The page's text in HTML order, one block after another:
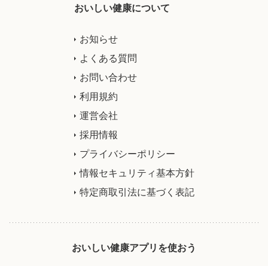
おいしい健康について
お知らせ
よくある質問
お問い合わせ
利用規約
運営会社
採用情報
プライバシーポリシー
情報セキュリティ基本方針
特定商取引法に基づく表記
おいしい健康アプリを使おう